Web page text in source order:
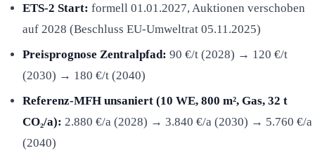
ETS-2 Start: formell 01.01.2027, Auktionen verschoben
auf 2028 (Beschluss EU-Umweltrat 05.11.2025)
Preisprognose Zentralpfad: 90 €/t (2028) → 120 €/t
(2030) → 180 €/t (2040)
Referenz-MFH unsaniert (10 WE, 800 m², Gas, 32 t
CO₂/a): 2.880 €/a (2028) → 3.840 €/a (2030) → 5.760 €/a
(2040)